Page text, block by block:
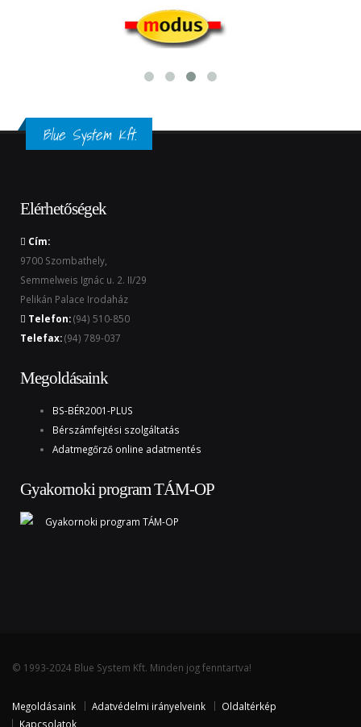
Blue System Kft.
Elérhetőségek
Cím:
9700 Szombathely,
Semmelweis Ignác u. 2. II/29
Pelikán Palace Irodaház
Telefon:(94) 510-850
Telefax:(94) 789-037
Megoldásaink
BS-BÉR2001-PLUS
Bérszámfejtési szolgáltatás
Adatmegőrző online adatmentés
Gyakornoki program TÁM-OP
© 1993-2024 Blue System Kft. Minden jog fenntartva!
Megoldásaink Adatvédelmi irányelveink
Oldaltérkép
Kapcsolatok